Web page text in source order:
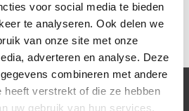
voor social media te bieden
te analyseren. Ook delen we
van onze site met onze
adverteren en analyse. Deze
combineren met andere
heeft verstrekt of die ze hebben
uw gebruik van hun services.